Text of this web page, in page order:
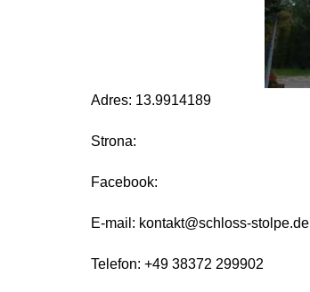
Adres: 13.9914189
Strona:
Facebook:
E-mail: kontakt@schloss-stolpe.de
Telefon: +49 38372 299902